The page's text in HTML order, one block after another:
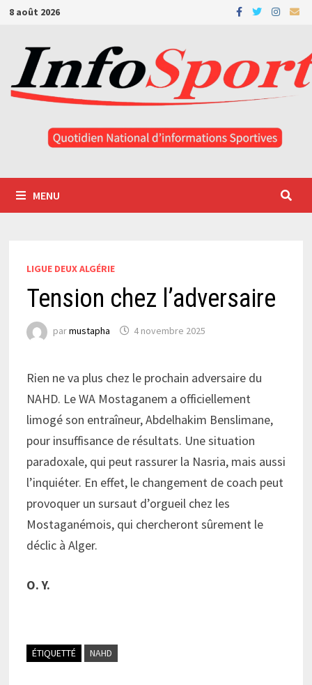
Passer
contenu
8 août 2026
MENU
LIGUE DEUX ALGÉRIE
Tension chez l’adversaire
parmustapha 4 novembre 2025
Rien ne va plus chez le prochain adversaire du
NAHD. Le WA Mostaganem a officiellement
limogé son entraîneur, Abdelhakim Benslimane,
pour insuffisance de résultats. Une situation
paradoxale, qui peut rassurer la Nasria, mais aussi
l’inquiéter. En effet, le changement de coach peut
provoquer un sursaut d’orgueil chez les
Mostaganémois, qui chercheront sûrement le
déclic à Alger.
O. Y.
ÉTIQUETTÉ NAHD